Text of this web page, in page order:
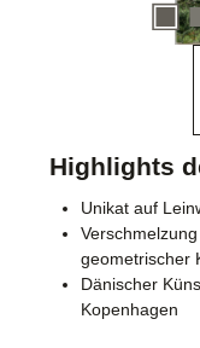
Highlights
Unikat auf
geometrischer
Dänischer
Kopenhagen